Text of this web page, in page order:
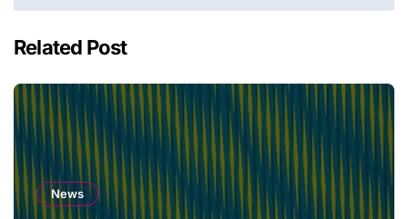
Related Post
News